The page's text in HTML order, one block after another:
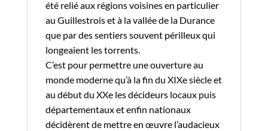
été relié aux régions voisines en particulier
au Guillestrois et à la vallée de la Durance
que par des sentiers souvent périlleux qui
longeaient les torrents.
C’est pour permettre une ouverture au
monde moderne qu’à la fin du XIXe siècle et
au début du XXe les décideurs locaux puis
départementaux et enfin nationaux
décidèrent de mettre en œuvre l’audacieux